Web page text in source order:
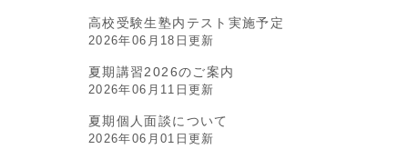
高校受験生塾内テスト実施予定
2026年06月18日更新
夏期講習2026のご案内
2026年06月11日更新
夏期個人面談について
2026年06月01日更新